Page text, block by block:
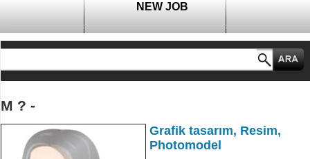
NEW JOB
M ? -
Grafik tasarım, Resim,
Photomodel